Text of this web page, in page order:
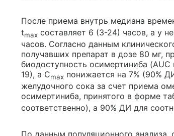
После приема внутрь медиана
tmax составляет 6 (3-24) часов, а у
часов. Согласно данным
получавших препарат в дозе 80 мг,
биодоступность осимертиниба
19), а Cmax понижается на 7% (90%
желудочного сока за счет приема
осимертиниба, принятого в форме
соответственно), а 90% ДИ для